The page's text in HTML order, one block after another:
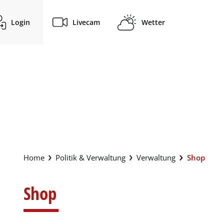
Login Livecam Wetter
Politik & Verwaltung Verwaltung Shop
Shop